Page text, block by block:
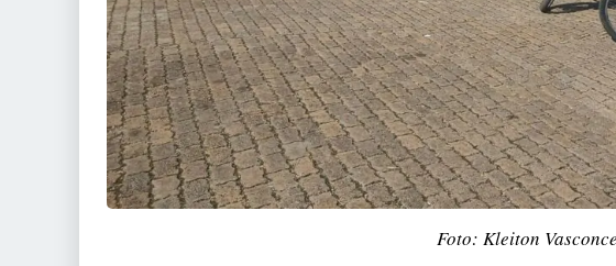
Foto: Kleiton